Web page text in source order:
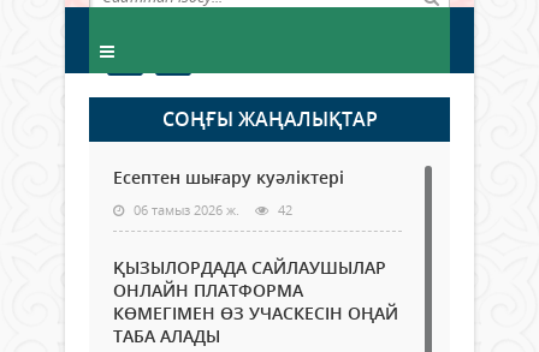
СОҢҒЫ ЖАҢАЛЫҚТАР
Есептен шығару куәліктері
06 тамыз 2026 ж. 42
ҚЫЗЫЛОРДАДА САЙЛАУШЫЛАР
ОНЛАЙН ПЛАТФОРМА
КӨМЕГІМЕН ӨЗ УЧАСКЕСІН ОҢАЙ
ТАБА АЛАДЫ